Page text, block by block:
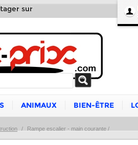
sur
ANIMAUX BIEN-ÊTRE
/ Rampe escalier - main courante /